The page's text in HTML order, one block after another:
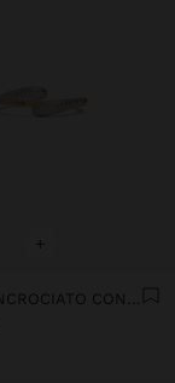
+
ANELLO INCROCIATO CON ZIRCONI - ARGENTO STERLING 925